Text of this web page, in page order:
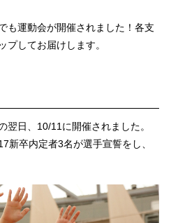
も運動会が開催されました！各支
プしてお届けします。
翌日、10/11に開催されました。
新卒内定者3名が選手宣誓をし、